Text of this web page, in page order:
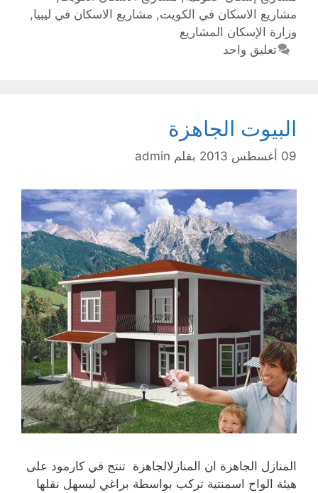
مشاريع الاسكان في الكويت, مشاريع الاسكان في ليبيا,
وزارة الإسكان المشاريع
تعليق واحد
البيوت الجاهزة
09 أغسطس 2013 بقلم admin
المنازل الجاهزة ان المنازلالجاهزة تنتج في كارمود على
هيئة الواح اسمنتية تركب بواسطة براغي ليسهل نقلها